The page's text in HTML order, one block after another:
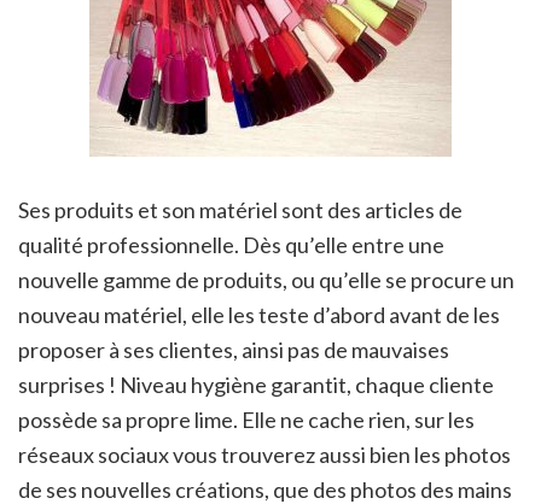
Ses produits et son matériel sont des articles de
qualité professionnelle. Dès qu’elle entre une
nouvelle gamme de produits, ou qu’elle se procure un
nouveau matériel, elle les teste d’abord avant de les
proposer à ses clientes, ainsi pas de mauvaises
surprises ! Niveau hygiène garantit, chaque cliente
possède sa propre lime. Elle ne cache rien, sur les
réseaux sociaux vous trouverez aussi bien les photos
de ses nouvelles créations, que des photos des mains